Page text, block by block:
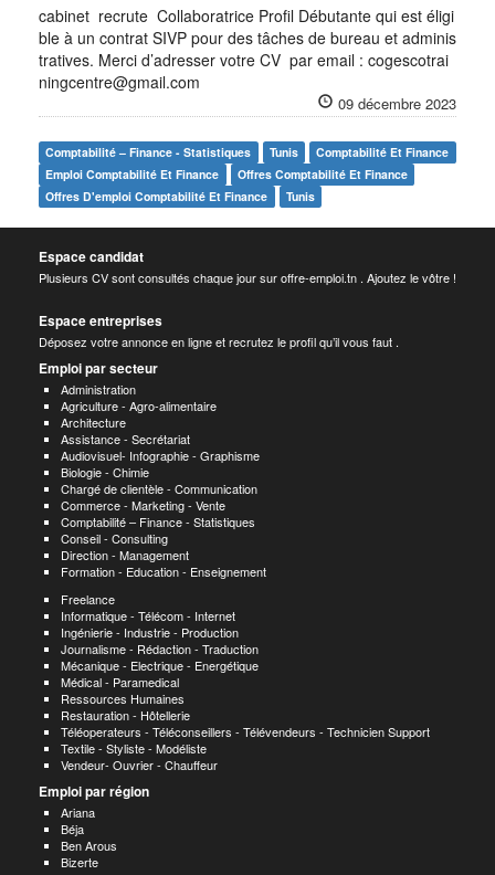
cabinet recrute Collaboratrice Profil Débutante qui est éligi
ble à un contrat SIVP pour des tâches de bureau et adminis
tratives. Merci d’adresser votre CV par email : cogescotrai
ningcentre@gmail.com
09 décembre 2023
Comptabilité – Finance - Statistiques Tunis
Comptabilité Et Finance
Emploi Comptabilité Et Finance
Offres Comptabilité Et Finance
Offres D'emploi Comptabilité Et Finance
Tunis
Espace candidat
Plusieurs CV sont consultés chaque jour sur offre-emploi.tn . Ajoutez le vôtre !
Espace entreprises
Déposez votre annonce en ligne et recrutez le profil qu’il vous faut .
Emploi par secteur
Administration
Agriculture - Agro-alimentaire
Architecture
Assistance - Secrétariat
Audiovisuel- Infographie - Graphisme
Biologie - Chimie
Chargé de clientèle - Communication
Commerce - Marketing - Vente
Comptabilité – Finance - Statistiques
Conseil - Consulting
Direction - Management
Formation - Education - Enseignement
Freelance
Informatique - Télécom - Internet
Ingénierie - Industrie - Production
Journalisme - Rédaction - Traduction
Mécanique - Electrique - Energétique
Médical - Paramedical
Ressources Humaines
Restauration - Hôtellerie
Téléoperateurs - Téléconseillers - Télévendeurs - Technicien Support
Textile - Styliste - Modéliste
Vendeur- Ouvrier - Chauffeur
Emploi par région
Ariana
Béja
Ben Arous
Bizerte